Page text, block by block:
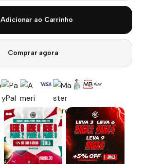
Adicionar ao Carrinho
Comprar agora